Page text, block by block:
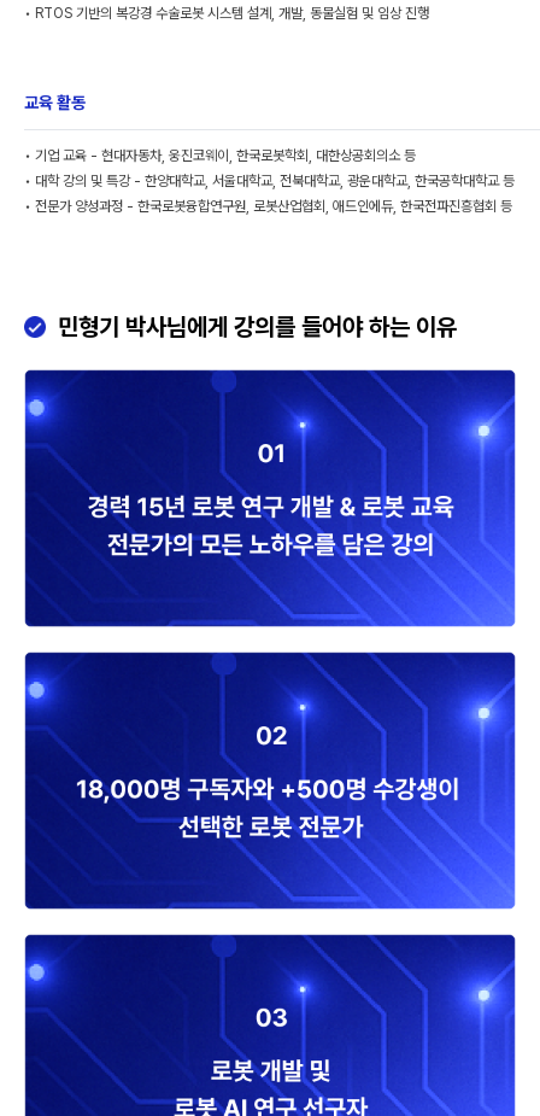
• RTOS 기반의 복강경 수술로봇 시스템 설계, 개발, 동물실험 및 임상 진행
교육 활동
• 기업 교육 - 현대자동차, 웅진코웨이, 한국로봇학회, 대한상공회의소 등
• 대학 강의 및 특강 - 한양대학교, 서울대학교, 전북대학교, 광운대학교, 한국공학대학교 등
• 전문가 양성과정 - 한국로봇융합연구원, 로봇산업협회, 애드인에듀, 한국전파진흥협회 등
민형기 박사님에게 강의를 들어야 하는 이유